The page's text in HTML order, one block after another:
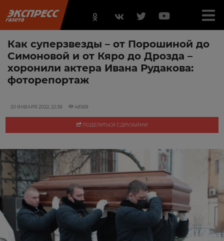
Как суперзвезды – от Порошиной до
Симоновой и от Кяро до Дрозда –
хоронили актера Ивана Рудакова:
фоторепортаж
20 ЯНВАРЯ 2022, 22:38 48569
ПОДЕЛИТЬСЯ С ДРУЗЬЯМИ